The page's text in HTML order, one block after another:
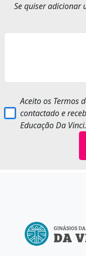
Se quiser adicionar
Aceito os Termos
contactado e
Educação Da